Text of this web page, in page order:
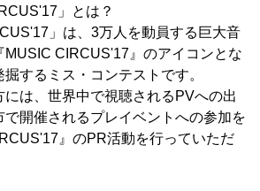
」とは？
」は、3万人を動員する巨大音
MUSIC CIRCUS'17』のアイコンとな
するミス・コンテストです。
は、世界中で視聴されるPVへの出
開催されるプレイベントへの参加を
』のPR活動を行っていただ